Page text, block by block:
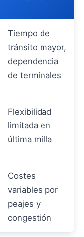
Tiempo de
tránsito mayor,
dependencia
de terminales
Flexibilidad
limitada en
última milla
Costes
variables por
peajes y
congestión